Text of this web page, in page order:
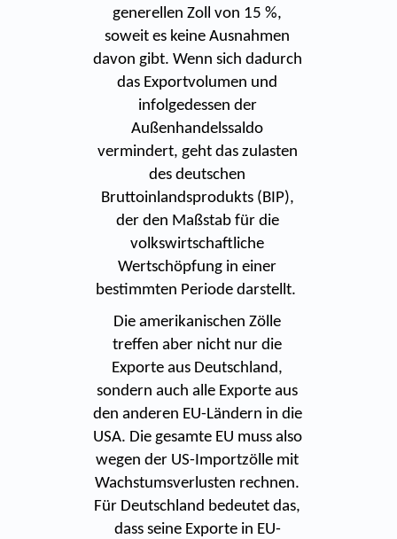
generellen Zoll von 15 %,
soweit es keine Ausnahmen
davon gibt. Wenn sich dadurch
das Exportvolumen und
infolgedessen der
Außenhandelssaldo
vermindert, geht das zulasten
des deutschen
Bruttoinlandsprodukts (BIP),
der den Maßstab für die
volkswirtschaftliche
Wertschöpfung in einer
bestimmten Periode darstellt.
Die amerikanischen Zölle
treffen aber nicht nur die
Exporte aus Deutschland,
sondern auch alle Exporte aus
den anderen EU-Ländern in die
USA. Die gesamte EU muss also
wegen der US-Importzölle mit
Wachstumsverlusten rechnen.
Für Deutschland bedeutet das,
dass seine Exporte in EU-